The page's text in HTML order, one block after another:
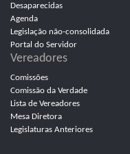
Desaparecidas
Agenda
Legislação não-consolidada
Portal do Servidor
Vereadores
Comissões
Comissão da Verdade
Lista de Vereadores
Mesa Diretora
Legislaturas Anteriores